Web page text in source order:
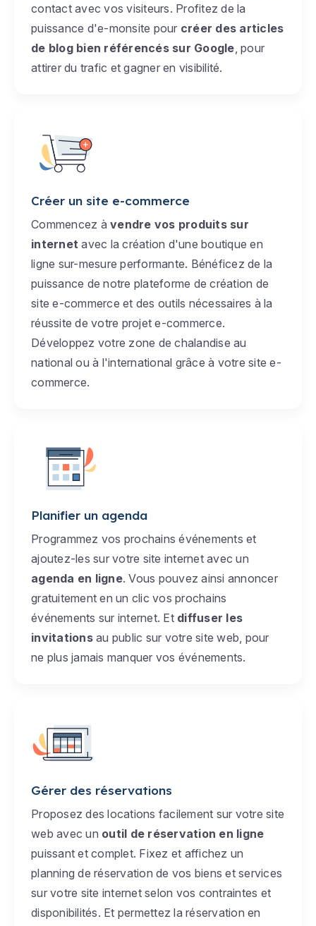
contact avec vos visiteurs. Profitez de la
puissance d'e-monsite pour créer des articles
de blog bien référencés sur Google , pour
attirer du trafic et gagner en visibilité.
Créer un site e-commerce
Commencez à vendre vos produits sur
internet avec la création d'une boutique en
ligne sur-mesure performante. Bénéficez de la
puissance de notre plateforme de création de
site e-commerce et des outils nécessaires à la
réussite de votre projet e-commerce.
Développez votre zone de chalandise au
national ou à l'international grâce à votre site e-
commerce.
Planifier un agenda
Programmez vos prochains événements et
ajoutez-les sur votre site internet avec un
agenda en ligne. Vous pouvez ainsi annoncer
gratuitement en un clic vos prochains
événements sur internet. Et diffuser les
invitationsau public sur votre site web, pour
ne plus jamais manquer vos événements.
Gérer des réservations
Proposez des locations facilement sur votre site
web avec un outil de réservation en ligne
puissant et complet. Fixez et affichez un
planning de réservation de vos biens et services
sur votre site internet selon vos contraintes et
disponibilités. Et permettez la réservation en